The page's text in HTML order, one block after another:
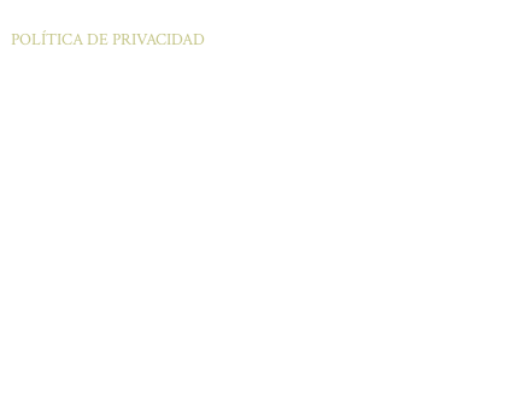
POLÍTICA DE PRIVACIDAD